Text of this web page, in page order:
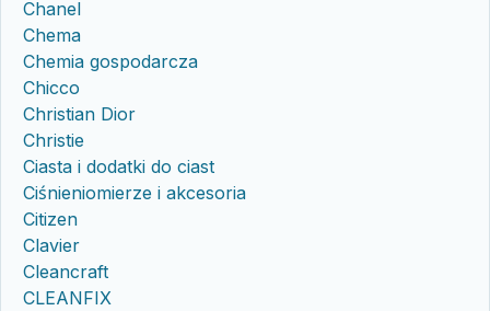
Chanel
Chema
Chemia gospodarcza
Chicco
Christian Dior
Christie
Ciasta i dodatki do ciast
Ciśnieniomierze i akcesoria
Citizen
Clavier
Cleancraft
CLEANFIX